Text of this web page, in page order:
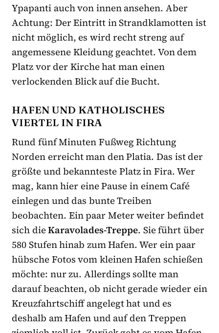
Ypapanti auch von innen ansehen. Aber
Achtung: Der Eintritt in Strandklamotten ist
nicht möglich, es wird recht streng auf
angemessene Kleidung geachtet. Von dem
Platz vor der Kirche hat man einen
verlockenden Blick auf die Bucht.
HAFEN UND KATHOLISCHES
VIERTEL IN FIRA
Rund fünf Minuten Fußweg Richtung
Norden erreicht man den Platia. Das ist der
größte und bekannteste Platz in Fira. Wer
mag, kann hier eine Pause in einem Café
einlegen und das bunte Treiben
beobachten. Ein paar Meter weiter befindet
sich dieKaravolades-Treppe. Sie führt über
580 Stufen hinab zum Hafen. Wer ein paar
hübsche Fotos vom kleinen Hafen schießen
möchte: nur zu. Allerdings sollte man
darauf beachten, ob nicht gerade wieder ein
Kreuzfahrtschiff angelegt hat und es
deshalb am Hafen und auf den Treppen